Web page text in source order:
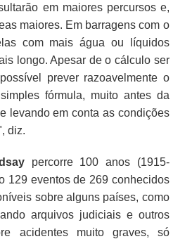
em maiores percursos e,
maiores. Em barragens com o
com mais água ou líquidos
longo. Apesar de o cálculo ser
prever razoavelmente o
fórmula, muito antes da
levando em conta as condições
diz.
percorre 100 anos (1915-
129 eventos de 269 conhecidos
sobre alguns países, como
arquivos judiciais e outros
acidentes muito graves, só